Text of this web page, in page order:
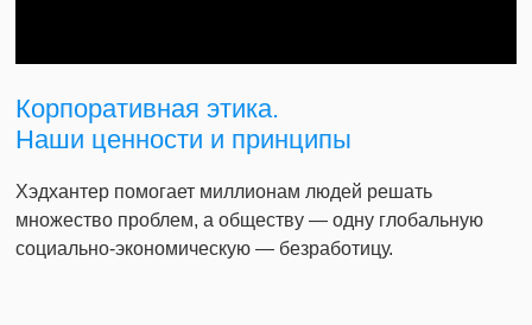
Корпоративная этика.
Наши ценности и принципы
Хэдхантер помогает миллионам людей решать
множество проблем, а обществу — одну глобальную
социально-экономическую — безработицу.